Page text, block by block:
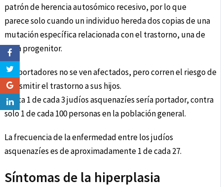
patrón de herencia autosómico recesivo, por lo que
parece solo cuando un individuo hereda dos copias de una
mutación específica relacionada con el trastorno, una de
cada progenitor.
Los portadores no se ven afectados, pero corren el riesgo de
transmitir el trastorno a sus hijos.
Hasta 1 de cada 3 judíos asquenazíes sería portador, contra
solo 1 de cada 100 personas en la población general.
La frecuencia de la enfermedad entre los judíos
asquenazíes es de aproximadamente 1 de cada 27.
Síntomas de la hiperplasia